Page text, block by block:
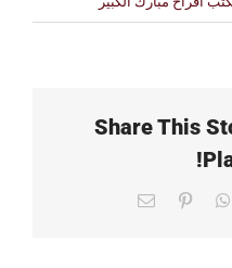
Share This
WhatsApp
Pinterest
Email